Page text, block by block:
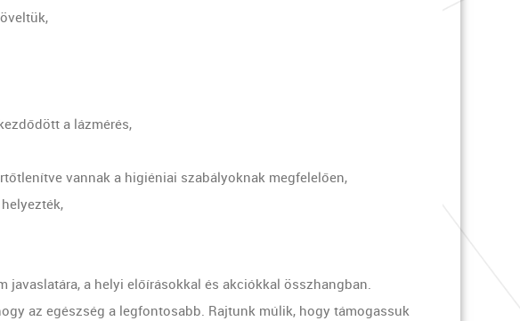
a lázmérés,
vannak a higiéniai szabályoknak megfelelően,
a helyi előírásokkal és akciókkal összhangban.
az egészség a legfontosabb. Rajtunk múlik, hogy támogassuk